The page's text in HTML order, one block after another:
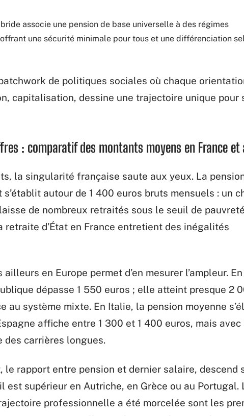
associe une pension de base universelle à des régimes
une sécurité minimale pour tous et une différenciation
de politiques sociales où chaque
capitalisation, dessine une trajectoire unique pour
: comparatif des montants moyens en France et
la singularité française saute aux yeux. La
s’établit autour de 1 400 euros bruts mensuels : un
de nombreux retraités sous le seuil de
retraite d’État en France entretient des inégalités
en Europe permet d’en mesurer l’ampleur. En
dépasse 1 550 euros ; elle atteint presque 2
au système mixte. En Italie, la pension moyenne
affiche entre 1 300 et 1 400 euros, mais avec
des carrières longues.
le rapport entre pension et dernier salaire, descend
est supérieur en Autriche, en Grèce ou au Portugal.
professionnelle a été morcelée sont les